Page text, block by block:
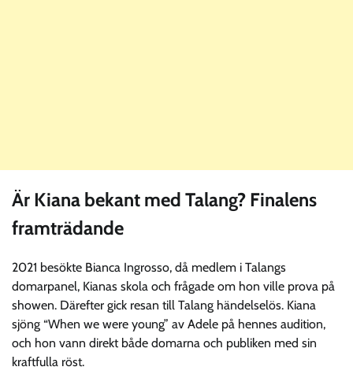
Är Kiana bekant med Talang? Finalens
framträdande
2021 besökte Bianca Ingrosso, då medlem i Talangs
domarpanel, Kianas skola och frågade om hon ville prova på
showen. Därefter gick resan till Talang händelselös. Kiana
sjöng “When we were young” av Adele på hennes audition,
och hon vann direkt både domarna och publiken med sin
kraftfulla röst.